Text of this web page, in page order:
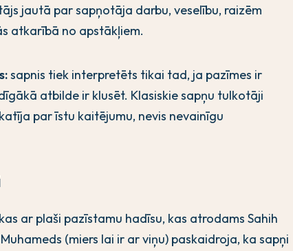
jautā par sapņotāja darbu, veselību, raizēm
atkarībā no apstākļiem.
sapnis tiek interpretēts tikai tad, ja pazīmes ir
atbilde ir klusēt. Klasiskie sapņu tulkotāji
par īstu kaitējumu, nevis nevainīgu
ar plaši pazīstamu hadīsu, kas atrodams Sahih
(miers lai ir ar viņu) paskaidroja, ka sapņi